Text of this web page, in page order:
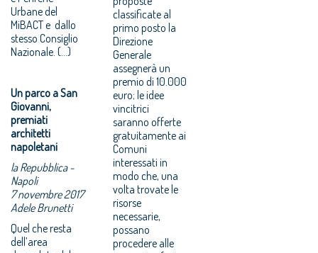
Urbane del
MiBACT e dallo
stesso Consiglio
Nazionale. (...)
Un parco a San
Giovanni,
premiati
architetti
napoletani
la Repubblica -
Napoli
7 novembre 2017
Adele Brunetti
Quel che resta
dell’area
classificate al
primo posto la
Direzione
Generale
assegnerà un
premio di 10.000
euro; le idee
vincitrici
saranno offerte
gratuitamente ai
Comuni
interessati in
modo che, una
volta trovate le
risorse
necessarie,
possano
procedere alle